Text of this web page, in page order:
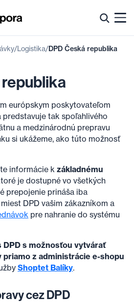
Logistika DPD Česká republika
európskym poskytovateľom
predstavuje tak spoľahlivého
a medzinárodnú prepravu
si ukážeme, ako túto možnosť
informácie k základnému
je dostupné vo všetkých
prepojenie prináša iba
DPD vašim zákazníkom a
pre nahranie do systému
DPD s možnosťou vytvárať
z administrácie e-shopu
Shoptet Balíky.
cez DPD